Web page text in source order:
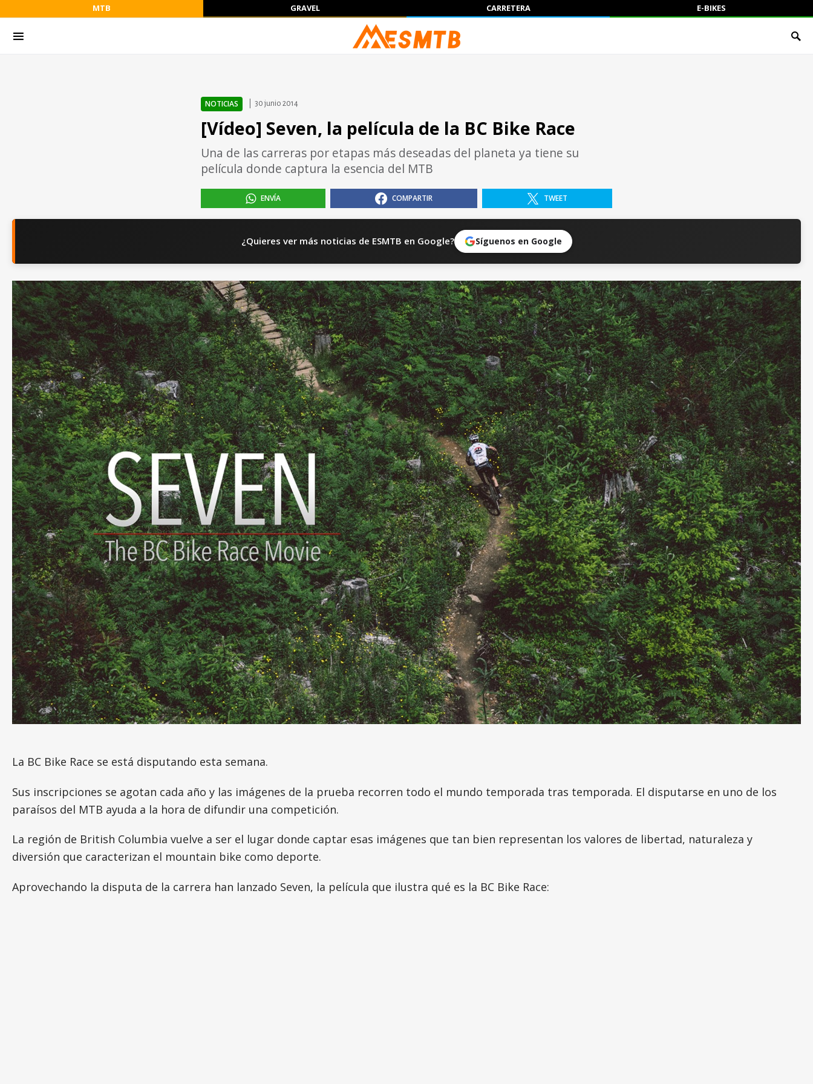
MTB GRAVEL CARRETERA E-BIKES
NOTICIAS 30 junio 2014
[Vídeo] Seven, la película de la BC Bike Race
Una de las carreras por etapas más deseadas del planeta ya tiene su
película donde captura la esencia del MTB
ENVÍA COMPARTIR TWEET
¿Quieres ver más noticias de ESMTB en Google? Síguenos en Google
La BC Bike Race se está disputando esta semana.
Sus inscripciones se agotan cada año y las imágenes de la prueba recorren todo el mundo temporada tras temporada. El disputarse en uno de los
paraísos del MTB ayuda a la hora de difundir una competición.
La región de British Columbia vuelve a ser el lugar donde captar esas imágenes que tan bien representan los valores de libertad, naturaleza y
diversión que caracterizan el mountain bike como deporte.
Aprovechando la disputa de la carrera han lanzado Seven, la película que ilustra qué es la BC Bike Race: